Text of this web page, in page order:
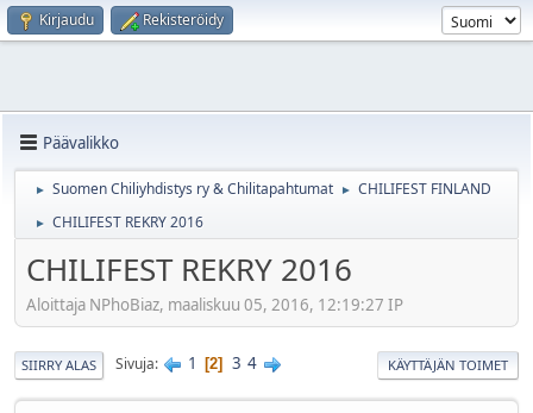
Kirjaudu Rekisteröidy
Päävalikko
► Suomen Chiliyhdistys ry & Chilitapahtumat ► CHILIFEST FINLAND
► CHILIFEST REKRY 2016
CHILIFEST REKRY 2016
Aloittaja NPhoBiaz, maaliskuu 05, 2016, 12:19:27 IP
SIIRRY ALAS Sivuja 1 2 3 4 KÄYTTÄJÄN TOIMET